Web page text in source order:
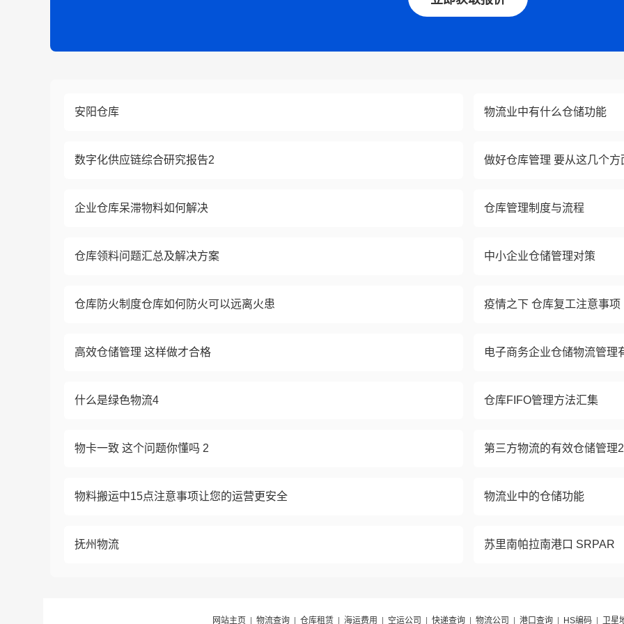
安阳仓库 物流业中有什么仓储功能
数字化供应链综合研究报告2 做好仓库管理 要从这几个方
企业仓库呆滞物料如何解决 仓库管理制度与流程
仓库领料问题汇总及解决方案 中小企业仓储管理对策
仓库防火制度仓库如何防火可以远离火患 疫情之下 仓库复工注意事项
高效仓储管理 这样做才合格 电子商务企业仓储物流管理
什么是绿色物流4 仓库FIFO管理方法汇集
物卡一致 这个问题你懂吗 2 第三方物流的有效仓储管理2
物料搬运中15点注意事项让您的运营更安全 物流业中的仓储功能
抚州物流 苏里南帕拉南港口 SRPAR
网站主页 | 物流查询 | 仓库租赁 | 海运费用 | 空运公司 | 快递查询 | 物流公司 | 港口查询 | HS编码 | 卫星